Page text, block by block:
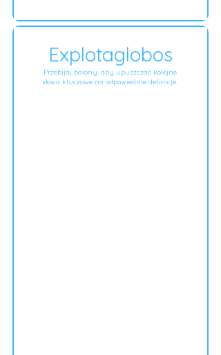
Explotaglobos
Przebijaj balony, aby upuszczać kolejne
słowa kluczowe na odpowiednie definicje.